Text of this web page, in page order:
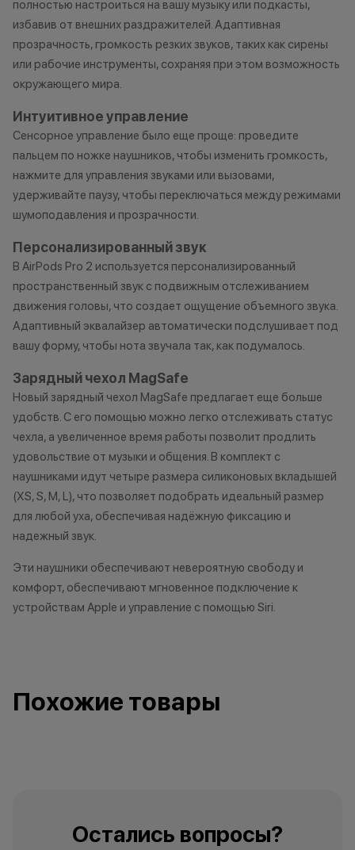
полностью настроиться на вашу музыку или подкасты,
избавив от внешних раздражителей. Адаптивная
прозрачность, громкость резких звуков, таких как сирены
или рабочие инструменты, сохраняя при этом возможность
окружающего мира.
Интуитивное управление
Сенсорное управление было еще проще: проведите
пальцем по ножке наушников, чтобы изменить громкость,
нажмите для управления звуками или вызовами,
удерживайте паузу, чтобы переключаться между режимами
шумоподавления и прозрачности.
Персонализированный звук
В AirPods Pro 2 используется персонализированный
пространственный звук с подвижным отслеживанием
движения головы, что создает ощущение объемного звука.
Адаптивный эквалайзер автоматически подслушивает под
вашу форму, чтобы нота звучала так, как подумалось.
Зарядный чехол MagSafe
Новый зарядный чехол MagSafe предлагает еще больше
удобств. С его помощью можно легко отслеживать статус
чехла, а увеличенное время работы позволит продлить
удовольствие от музыки и общения. В комплект с
наушниками идут четыре размера силиконовых вкладышей
(XS, S, M, L), что позволяет подобрать идеальный размер
для любой уха, обеспечивая надёжную фиксацию и
надежный звук.
Эти наушники обеспечивают невероятную свободу и
комфорт, обеспечивают мгновенное подключение к
устройствам Apple и управление с помощью Siri.
Похожие товары
Остались вопросы?